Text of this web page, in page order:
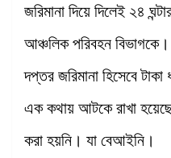
জরিমানা দিয়ে দিলেই ২৪
আঞ্চলিক পরিবহন
দপ্তর জরিমানা হিসেবে টাকা
এক কথায় আটকে রাখা
করা হয়নি। যা বেআইনি।